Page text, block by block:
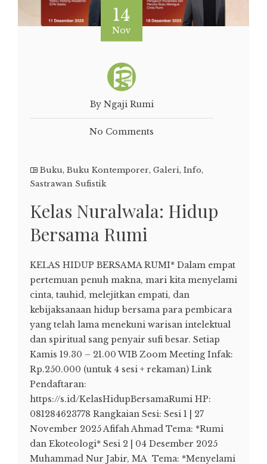
14
Nov
By Ngaji Rumi
No Comments
Buku, Buku Kontemporer, Galeri, Info,
Sastrawan Sufistik
Kelas Nuralwala: Hidup
Bersama Rumi
KELAS HIDUP BERSAMA RUMI* Dalam empat
pertemuan penuh makna, mari kita menyelami
cinta, tauhid, melejitkan empati, dan
kebijaksanaan hidup bersama para pembicara
yang telah lama menekuni warisan intelektual
dan spiritual sang penyair sufi besar. Setiap
Kamis 19.30 – 21.00 WIB Zoom Meeting Infak:
Rp.250.000 (untuk 4 sesi + rekaman) Link
Pendaftaran:
https://s.id/KelasHidupBersamaRumi HP:
081284623778 Rangkaian Sesi: Sesi 1 | 27
November 2025 Afifah Ahmad Tema: *Rumi
dan Ekoteologi* Sesi 2 | 04 Desember 2025
Muhammad Nur Jabir, MA Tema: *Menyelami